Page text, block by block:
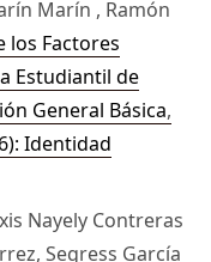
Marín , Ramón
los Factores
Estudiantil de
General Básica,
Identidad
Nayely Contreras
Segress García